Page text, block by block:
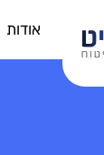
אודות